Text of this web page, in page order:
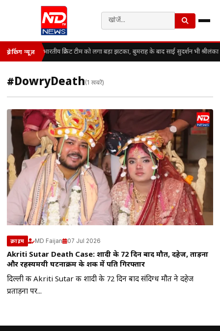
ब्रेकिंग न्यूज़ भारतीय क्रिकेट टीम को लगा बड़ा झटका, बुमराह के बाद साई सुदर्शन भी
#DowryDeath(1 खबरें)
क्राइम MD Faijan 07 Jul 2026
Akriti Sutar Death Case: शादी के 72 दिन बाद मौत, दहेज, प्रताड़ना
और रहस्यमयी घटनाक्रम के शक में पति गिरफ्तार
दिल्ली की Akriti Sutar की शादी के 72 दिन बाद संदिग्ध मौत ने दहेज
प्रताड़ना पर...